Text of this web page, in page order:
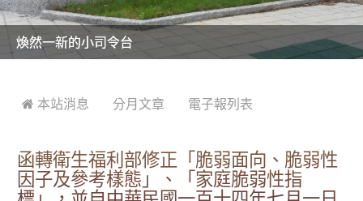
美麗的操場是我們活力的來源
美麗的操場是我們活力的來源
煥然一新的小司令台
煥然一新的小司令台
富含桃園埤塘田園風光意象的中廊
富含桃園埤塘田園風光意象的中廊
嶄新的中庭廣場
嶄新的中庭廣場
水生池生生不息
水生池生生不息
 本站消息 分月文章 電子報列表
函轉衛生福利部修正「脆弱面向、脆弱性
因子及參考樣態」、「家庭脆弱性指